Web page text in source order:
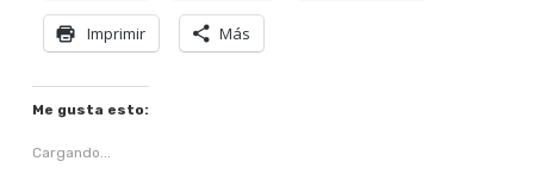
Imprimir Más
Me gusta esto:
Cargando...